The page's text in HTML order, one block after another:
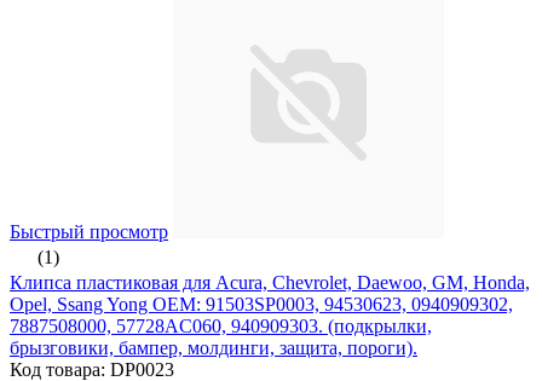
Быстрый просмотр
(1)
Клипса пластиковая для Acura, Chevrolet, Daewoo, GM, Honda,
Opel, Ssang Yong ОЕМ: 91503SP0003, 94530623, 0940909302,
7887508000, 57728AC060, 940909303. (подкрылки,
брызговики, бампер, молдинги, защита, пороги).
Код товара: DP0023